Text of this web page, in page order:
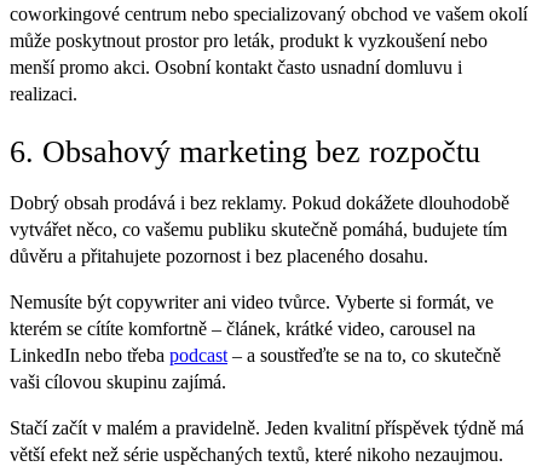
coworkingové centrum nebo specializovaný obchod ve vašem okolí
může poskytnout prostor pro leták, produkt k vyzkoušení nebo
menší promo akci. Osobní kontakt často usnadní domluvu i
realizaci.
6. Obsahový marketing bez rozpočtu
Dobrý obsah prodává i bez reklamy. Pokud dokážete dlouhodobě
vytvářet něco, co vašemu publiku skutečně pomáhá, budujete tím
důvěru a přitahujete pozornost i bez placeného dosahu.
Nemusíte být copywriter ani video tvůrce. Vyberte si formát, ve
kterém se cítíte komfortně – článek, krátké video, carousel na
LinkedIn nebo třeba podcast – a soustřeďte se na to, co skutečně
vaši cílovou skupinu zajímá.
Stačí začít v malém a pravidelně. Jeden kvalitní příspěvek týdně má
větší efekt než série uspěchaných textů, které nikoho nezaujmou.